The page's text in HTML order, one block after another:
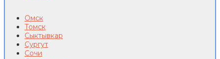
Омск
Томск
Сыктывкар
Сургут
Сочи